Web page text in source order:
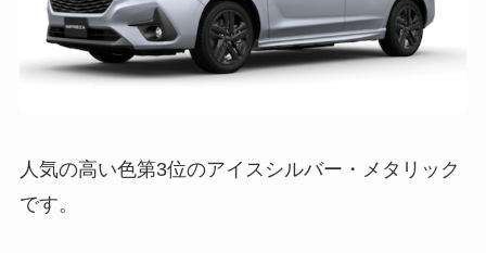
人気の高い色第3位のアイスシルバー・メタリック
です。